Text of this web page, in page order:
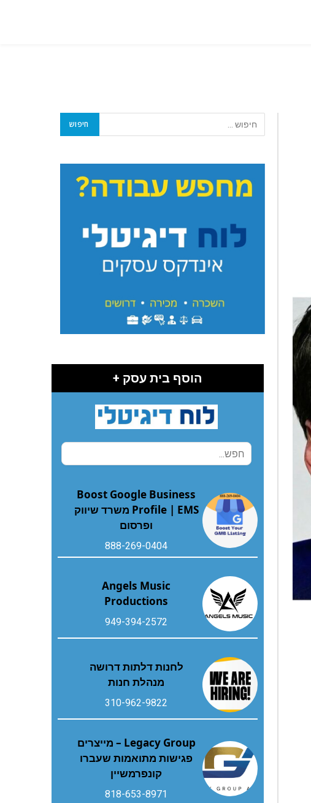
הוסף בית עסק +
Boost Google Business
Profile | EMS משרד שיווק
ופרסום
888-269-0404
Angels Music
Productions
949-394-2572
לחנות דלתות דרושה
מנהלת חנות
310-962-9822
Legacy Group – מייצרים
פגישות מתואמות שעברו
קונפרמשיין
818-653-8971